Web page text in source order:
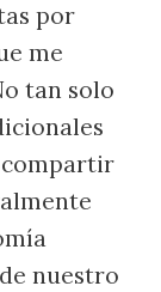
por
me
tan solo
compartir
nuestro